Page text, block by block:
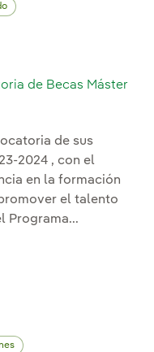
de Becas Máster
de sus
2024 , con el
en la formación
el talento
Programa...
nueva convocatoria
nueva
una nueva